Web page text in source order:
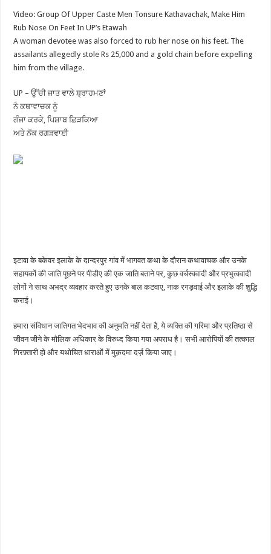
Video: Group Of Upper Caste Men Tonsure Kathavachak, Make Him
Rub Nose On Feet In UP’s Etawah
A woman devotee was also forced to rub her nose on his feet. The
assailants allegedly stole Rs 25,000 and a gold chain before expelling
him from the village.
UP – ਉੱਚੀ ਜਾਤ ਵਾਲੇ ਬ੍ਰਾਹਮਣਾਂ
ਨੇ ਕਥਾਵਾਚਕ ਨੂੰ
ਗੰਜਾ ਕਰਕੇ, ਪਿਸ਼ਾਬ ਛਿੜਕਿਆ
ਅਤੇ ਨੱਕ ਰਗੜਵਾਈ
इटावा के बकेवर इलाके के दान्दरपुर गांव में भागवत कथा के दौरान कथावाचक और उनके
सहायकों की जाति पूछने पर पीडीए की एक जाति बताने पर, कुछ वर्चस्ववादी और प्रभुत्ववादी
लोगों ने साथ अभद्र व्यवहार करते हुए उनके बाल कटवाए, नाक रगड़वाई और इलाके की शुद्धि
कराई।
हमारा संविधान जातिगत भेदभाव की अनुमति नहीं देता है, ये व्यक्ति की गरिमा और प्रतिष्ठा से
जीवन जीने के मौलिक अधिकार के विरुध्द किया गया अपराध है। सभी आरोपियों की तत्काल
गिरफ़्तारी हो और यथोचित धाराओं में मुक़दमा दर्ज़ किया जाए।